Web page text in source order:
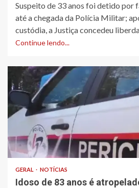
Suspeito de 33 anos foi detido por
até a chegada da Polícia Militar;
custódia, a Justiça concedeu
Continue lendo...
GERAL NOTÍCIAS
Idoso de 83 anos é